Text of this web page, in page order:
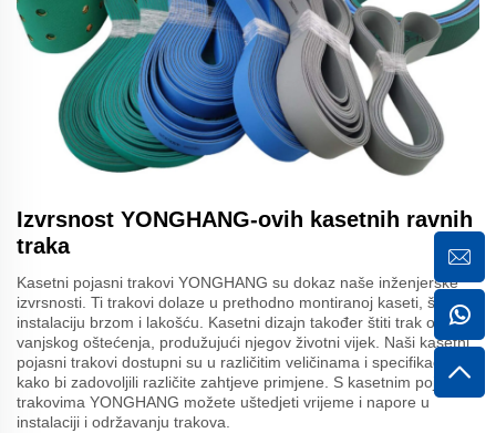
Izvrsnost YONGHANG-ovih kasetnih ravnih
traka
Kasetni pojasni trakovi YONGHANG su dokaz naše inženjerske
izvrsnosti. Ti trakovi dolaze u prethodno montiranoj kaseti, što čini
instalaciju brzom i lakošću. Kasetni dizajn također štiti trak od
vanjskog oštećenja, produžujući njegov životni vijek. Naši kasetni
pojasni trakovi dostupni su u različitim veličinama i specifikacijama
kako bi zadovoljili različite zahtjeve primjene. S kasetnim pojasnim
trakovima YONGHANG možete uštedjeti vrijeme i napore u
instalaciji i održavanju trakova.